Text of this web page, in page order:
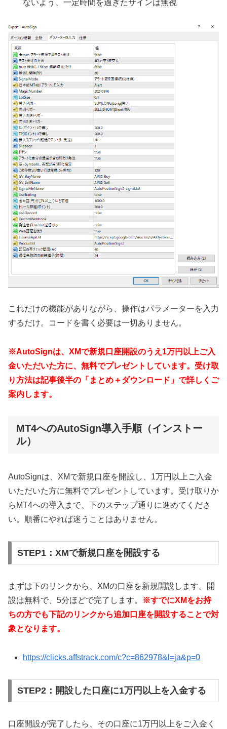
ないよう、一定時間を過ぎたサインは無視
これだけの機能がありながら、操作はパラメーターを入力
するだけ。コードを書く必要は一切ありません。
※AutoSignは、XMで新規口座開設のうえ1万円以上ご入
金いただいた方に、無料でプレゼントしています。受け取
り方法は記事後半の「まとめ＋ダウンロード」で詳しくご
案内します。
MT4へのAutoSign導入手順（インストー
ル）
AutoSignは、XMで新規口座を開設し、1万円以上ご入金
いただいた方に無料でプレゼントしています。受け取りか
らMT4への導入まで、下のステップ通りに進めてくださ
い。順番にやれば迷うことはありません。
STEP1：XMで新規口座を開設する
まずは下のリンクから、XMの口座を新規開設します。開
設は無料で、5分ほどで完了します。
※すでにXMをお持
ちの方でも下記のリンクから追加口座を開設することで対
象となります。
https://clicks.affstrack.com/c?c=862978&l=ja&p=0
STEP2：開設した口座に1万円以上を入金する
口座開設が完了したら、その口座に1万円以上をご入金く